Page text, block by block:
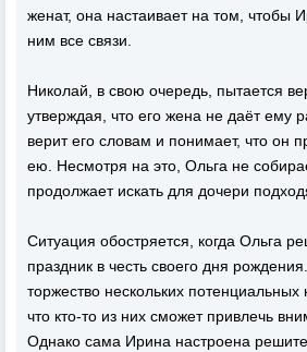
женат, она настаивает на том, чтобы
ним все связи.
Николай, в свою очередь, пытается
утверждая, что его жена не даёт ему
верит его словам и понимает, что он
ею. Несмотря на это, Ольга не
продолжает искать для дочери
Ситуация обостряется, когда Ольга
праздник в честь своего дня
торжество нескольких потенциальных
что кто-то из них сможет привлечь
Однако сама Ирина настроена